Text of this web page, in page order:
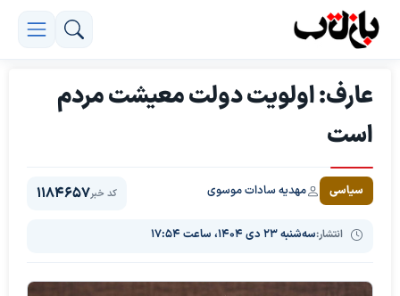
عارف: اولویت دولت معیشت مردم
است
سیاسی مهدیه سادات موسوی
انتشار:سه‌شنبه ۲۳ دی ۱۴۰۴، ساعت ۱۷:۵۴
کد خبر1184657